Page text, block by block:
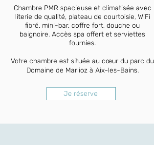
Chambre PMR spacieuse et climatisée avec
literie de qualité, plateau de courtoisie, WiFi
fibré, mini-bar, coffre fort, douche ou
baignoire. Accès spa offert et serviettes
fournies.
Votre chambre est située au cœur du parc du
Domaine de Marlioz à Aix-les-Bains.
Je réserve